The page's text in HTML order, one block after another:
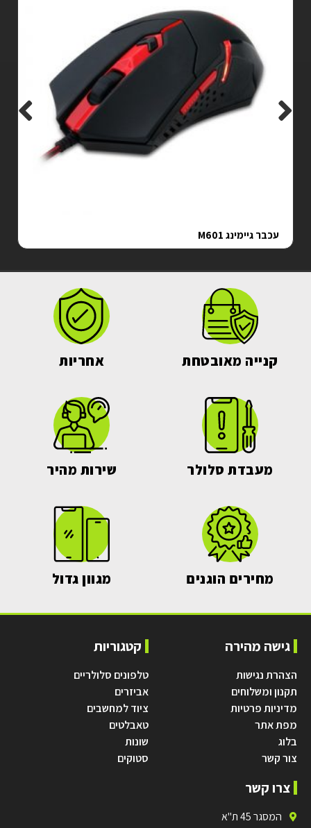
עכבר גיימינג M601
קנייה מאובטחת אחריות
מעבדת סלולר שירות מהיר
מחירים הוגנים מגוון גדול
גישה מהירה
הצהרת נגישות
תקנון ומשלוחים
מדיניות פרטיות
מפת אתר
בלוג
צור קשר
קטגוריות
טלפונים סלולריים
אביזרים
ציוד למחשבים
טאבלטים
שונות
סטוקים
צרו קשר
המסגר 45 ת"א